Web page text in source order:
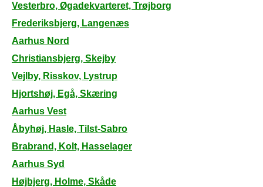
Vesterbro, Øgadekvarteret, Trøjborg
Frederiksbjerg, Langenæs
Aarhus Nord
Christiansbjerg, Skejby
Vejlby, Risskov, Lystrup
Hjortshøj, Egå, Skæring
Aarhus Vest
Åbyhøj, Hasle, Tilst-Sabro
Brabrand, Kolt, Hasselager
Aarhus Syd
Højbjerg, Holme, Skåde